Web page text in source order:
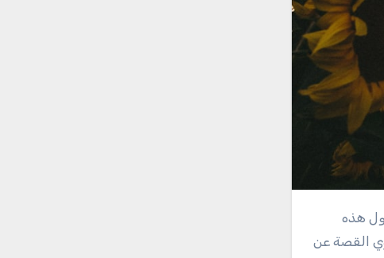
القصة عن